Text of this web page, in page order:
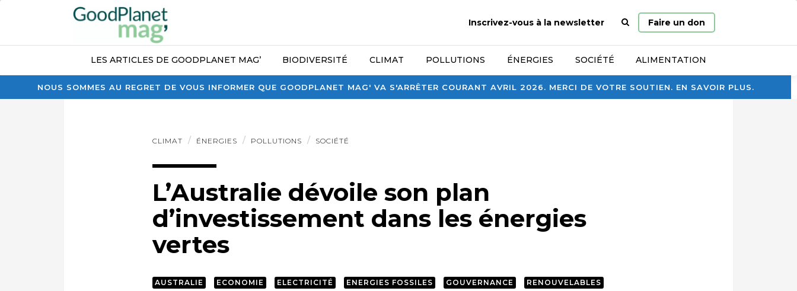
NOUS SOMMES AU REGRET DE VOUS INFORMER QUE GOODPLANET MAG' VA S'ARRÊTER COURANT AVRIL 2026. MERCI DE VOTRE SOUTIEN. EN SAVOIR PLUS.
Inscrivez-vous à la newsletter
Page
d’accueil
Faire un don
LES ARTICLES DE GOODPLANET MAG’ BIODIVERSITÉ CLIMAT POLLUTIONS ÉNERGIES SOCIÉTÉ ALIMENTATION
CLIMAT ÉNERGIES POLLUTIONS SOCIÉTÉ
L’Australie dévoile son plan
d’investissement dans les énergies
vertes
AUSTRALIE ECONOMIE ELECTRICITÉ ENERGIES FOSSILES GOUVERNANCE RENOUVELABLES